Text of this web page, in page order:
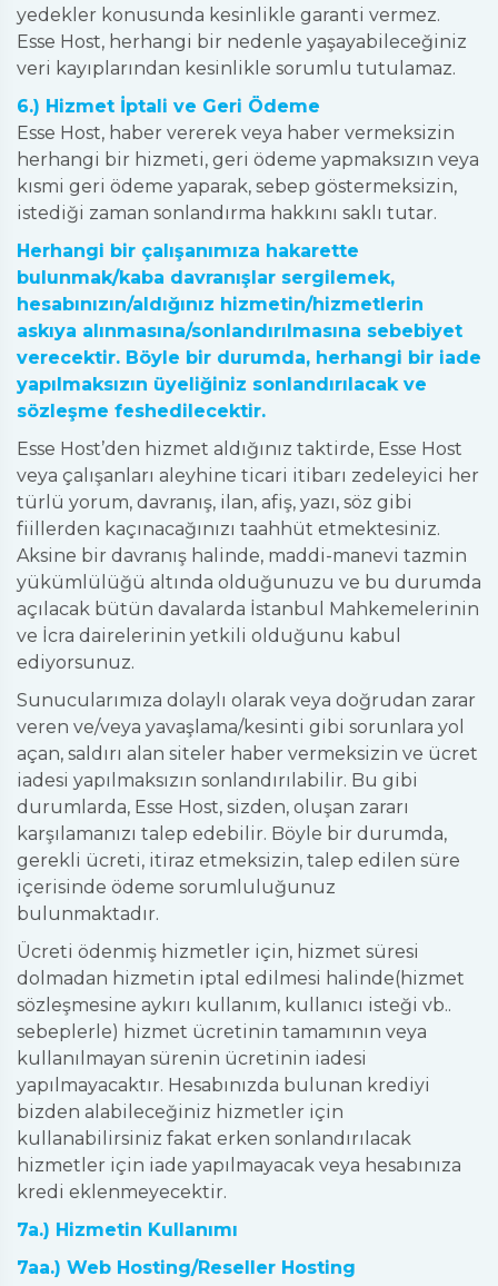
yedekler konusunda kesinlikle garanti vermez.
Esse Host, herhangi bir nedenle yaşayabileceğiniz
veri kayıplarından kesinlikle sorumlu tutulamaz.
6.) Hizmet İptali ve Geri Ödeme
Esse Host, haber vererek veya haber vermeksizin
herhangi bir hizmeti, geri ödeme yapmaksızın veya
kısmi geri ödeme yaparak, sebep göstermeksizin,
istediği zaman sonlandırma hakkını saklı tutar.
Herhangi bir çalışanımıza hakarette
bulunmak/kaba davranışlar sergilemek,
hesabınızın/aldığınız hizmetin/hizmetlerin
askıya alınmasına/sonlandırılmasına sebebiyet
verecektir. Böyle bir durumda, herhangi bir iade
yapılmaksızın üyeliğiniz sonlandırılacak ve
sözleşme feshedilecektir.
Esse Host’den hizmet aldığınız taktirde, Esse Host
veya çalışanları aleyhine ticari itibarı zedeleyici her
türlü yorum, davranış, ilan, afiş, yazı, söz gibi
fiillerden kaçınacağınızı taahhüt etmektesiniz.
Aksine bir davranış halinde, maddi-manevi tazmin
yükümlülüğü altında olduğunuzu ve bu durumda
açılacak bütün davalarda İstanbul Mahkemelerinin
ve İcra dairelerinin yetkili olduğunu kabul
ediyorsunuz.
Sunucularımıza dolaylı olarak veya doğrudan zarar
veren ve/veya yavaşlama/kesinti gibi sorunlara yol
açan, saldırı alan siteler haber vermeksizin ve ücret
iadesi yapılmaksızın sonlandırılabilir. Bu gibi
durumlarda, Esse Host, sizden, oluşan zararı
karşılamanızı talep edebilir. Böyle bir durumda,
gerekli ücreti, itiraz etmeksizin, talep edilen süre
içerisinde ödeme sorumluluğunuz
bulunmaktadır.
Ücreti ödenmiş hizmetler için, hizmet süresi
dolmadan hizmetin iptal edilmesi halinde(hizmet
sözleşmesine aykırı kullanım, kullanıcı isteği vb..
sebeplerle) hizmet ücretinin tamamının veya
kullanılmayan sürenin ücretinin iadesi
yapılmayacaktır. Hesabınızda bulunan krediyi
bizden alabileceğiniz hizmetler için
kullanabilirsiniz fakat erken sonlandırılacak
hizmetler için iade yapılmayacak veya hesabınıza
kredi eklenmeyecektir.
7a.) Hizmetin Kullanımı
7aa.) Web Hosting/Reseller Hosting